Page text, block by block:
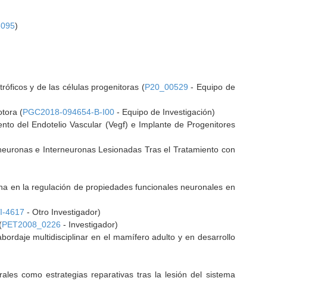
)
y de las células progenitoras (P20_00529 - Equipo de
(PGC2018-094654-B-I00 - Equipo de Investigación)
del Endotelio Vascular (Vegf) e Implante de Progenitores
e Interneuronas Lesionadas Tras el Tratamiento con
en la regulación de propiedades funcionales neuronales en
4617 - Otro Investigador)
PET2008_0226 - Investigador)
multidisciplinar en el mamífero adulto y en desarrollo
como estrategias reparativas tras la lesión del sistema